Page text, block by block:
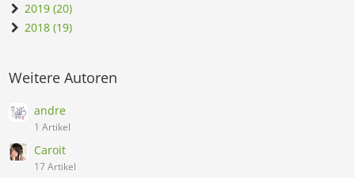
2019 (20)
2018 (19)
Weitere Autoren
andre
1 Artikel
Caroit
17 Artikel